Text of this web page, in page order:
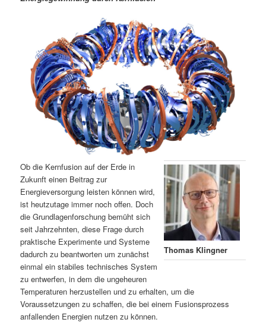
e
h
a
l
t
s
p
ä
I
n
h
a
l
t
n
Thomas Klingner
Ob die Kernfusion auf der Erde in
Zukunft einen Beitrag zur
Energieversorgung leisten können wird,
ist heutzutage immer noch offen. Doch
die Grundlagenforschung bemüht sich
seit Jahrzehnten, diese Frage durch
praktische Experimente und Systeme
dadurch zu beantworten um zunächst
einmal ein stabiles technisches System
zu entwerfen, in dem die ungeheuren
Temperaturen herzustellen und zu erhalten, um die
Voraussetzungen zu schaffen, die bei einem Fusionsprozess
anfallenden Energien nutzen zu können.